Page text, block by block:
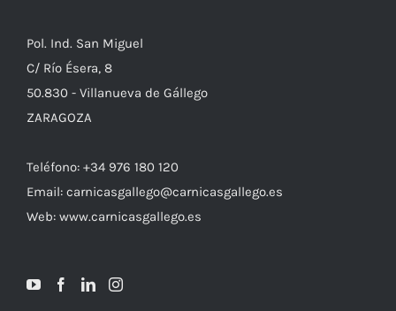
Pol. Ind. San Miguel
C/ Río Ésera, 8
50.830 - Villanueva de Gállego
ZARAGOZA
Teléfono: +34 976 180 120
Email: carnicasgallego@carnicasgallego.es
Web: www.carnicasgallego.es